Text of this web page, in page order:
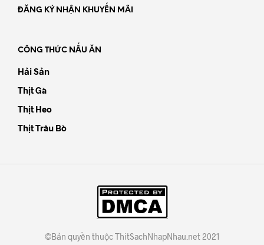
ĐĂNG KÝ NHẬN KHUYẾN MÃI
CÔNG THỨC NẤU ĂN
Hải Sản
Thịt Gà
Thịt Heo
Thịt Trâu Bò
©Bản quyền thuộc ThitSachNhapNhau.net 2021